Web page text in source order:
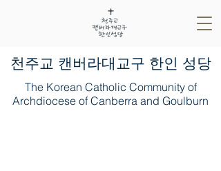
​천주교 캔버라대교구 한인 성당
The Korean Catholic Community of
Archdiocese of Canberra and Goulburn